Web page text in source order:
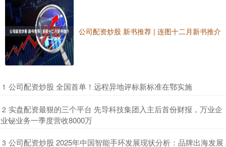
公司配资炒股 新书推荐 | 连图十二月新书推介
1 ​公司配资炒股 全国首单！​远程异地评标新标准在鄂实施
2 ​实盘配资最狠的三个平台 先导科技集团入主后首份财报，万业企
业铋业务一季度营收8000万
3 ​公司配资炒股 2025年中国智能手环发展现状分析：品牌出海发展